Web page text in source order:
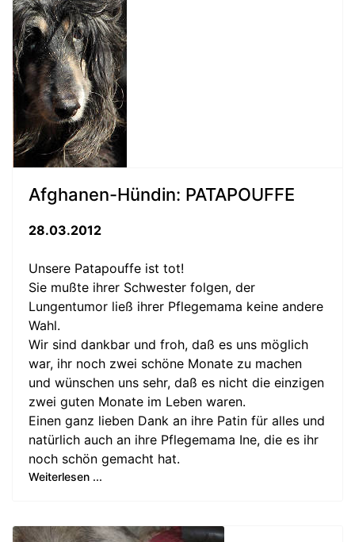
Afghanen-Hündin: PATAPOUFFE
28.03.2012
Unsere Patapouffe ist tot!
Sie mußte ihrer Schwester folgen, der
Lungentumor ließ ihrer Pflegemama keine andere
Wahl.
Wir sind dankbar und froh, daß es uns möglich
war, ihr noch zwei schöne Monate zu machen
und wünschen uns sehr, daß es nicht die einzigen
zwei guten Monate im Leben waren.
Einen ganz lieben Dank an ihre Patin für alles und
natürlich auch an ihre Pflegemama Ine, die es ihr
noch schön gemacht hat.
Weiterlesen ...